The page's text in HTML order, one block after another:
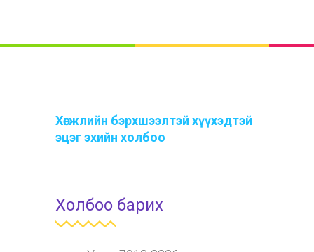
Хөгжлийн бэрхшээлтэй хүүхэдтэй
эцэг эхийн холбоо
Холбоо барих